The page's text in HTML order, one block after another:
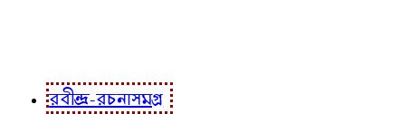
রবীন্দ্র-রচনাসমগ্র